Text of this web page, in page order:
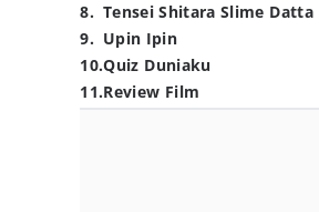
8. Tensei Shitara Slime Datta
9. Upin Ipin
10.Quiz Duniaku
11.Review Film